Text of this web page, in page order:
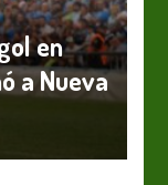
en
a Nueva